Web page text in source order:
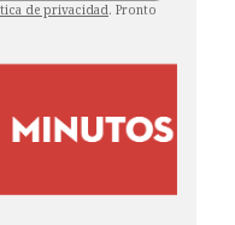
de privacidad. Pronto